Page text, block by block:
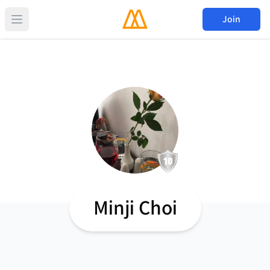
Join
Minji Choi